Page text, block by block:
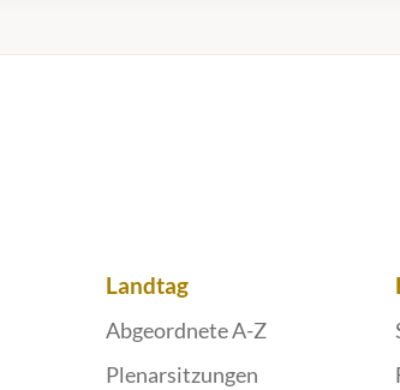
Landtag
Abgeordnete A-Z
Plenarsitzungen